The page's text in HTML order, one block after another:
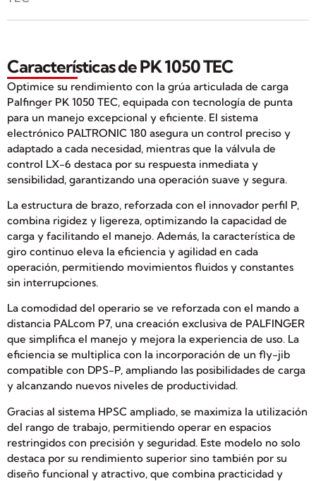
Características de PK 1050 TEC
Optimice su rendimiento con la grúa articulada de carga
Palfinger PK 1050 TEC, equipada con tecnología de punta
para un manejo excepcional y eficiente. El sistema
electrónico PALTRONIC 180 asegura un control preciso y
adaptado a cada necesidad, mientras que la válvula de
control LX-6 destaca por su respuesta inmediata y
sensibilidad, garantizando una operación suave y segura.
La estructura de brazo, reforzada con el innovador perfil P,
combina rigidez y ligereza, optimizando la capacidad de
carga y facilitando el manejo. Además, la característica de
giro continuo eleva la eficiencia y agilidad en cada
operación, permitiendo movimientos fluidos y constantes
sin interrupciones.
La comodidad del operario se ve reforzada con el mando a
distancia PALcom P7, una creación exclusiva de PALFINGER
que simplifica el manejo y mejora la experiencia de uso. La
eficiencia se multiplica con la incorporación de un fly-jib
compatible con DPS-P, ampliando las posibilidades de carga
y alcanzando nuevos niveles de productividad.
Gracias al sistema HPSC ampliado, se maximiza la utilización
del rango de trabajo, permitiendo operar en espacios
restringidos con precisión y seguridad. Este modelo no solo
destaca por su rendimiento superior sino también por su
diseño funcional y atractivo, que combina practicidad y